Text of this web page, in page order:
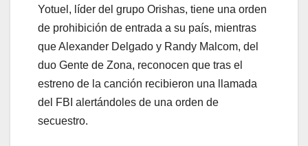
Yotuel, líder del grupo Orishas, tiene una orden
de prohibición de entrada a su país, mientras
que Alexander Delgado y Randy Malcom, del
duo Gente de Zona, reconocen que tras el
estreno de la canción recibieron una llamada
del FBI alertándoles de una orden de
secuestro.